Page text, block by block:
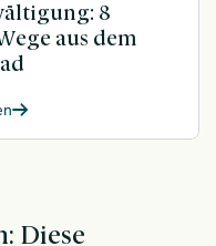
8
aus dem
Diese